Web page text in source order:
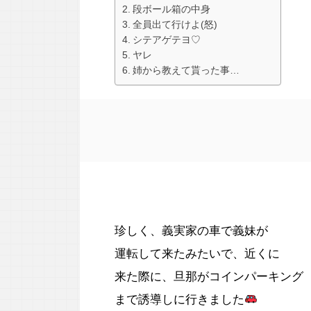
段ボール箱の中身
全員出て行けよ(怒)
シテアゲテヨ♡
ヤレ
姉から教えて貰った事…
珍しく、義実家の車で義妹が
運転して来たみたいで、近くに
来た際に、旦那がコインパーキング
まで誘導しに行きました